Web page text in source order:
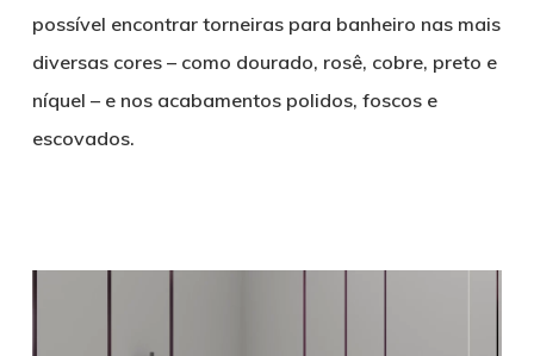
possível encontrar torneiras para banheiro nas mais
diversas cores – como dourado, rosê, cobre, preto e
níquel – e nos acabamentos polidos, foscos e
escovados.